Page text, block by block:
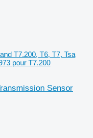
T7.200, T6, T7, Tsa
pour T7.200
Sensor